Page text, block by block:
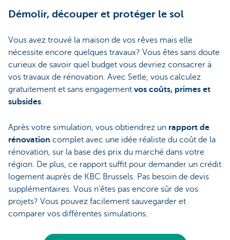
Démolir, découper et protéger le sol
Vous avez trouvé la maison de vos rêves mais elle
nécessite encore quelques travaux? Vous êtes sans doute
curieux de savoir quel budget vous devriez consacrer à
vos travaux de rénovation. Avec Setle, vous calculez
gratuitement et sans engagement vos coûts, primes et
subsides.
Après votre simulation, vous obtiendrez un rapport de
rénovation complet avec une idée réaliste du coût de la
rénovation, sur la base des prix du marché dans votre
région. De plus, ce rapport suffit pour demander un crédit
logement auprès de KBC Brussels. Pas besoin de devis
supplémentaires. Vous n'êtes pas encore sûr de vos
projets? Vous pouvez facilement sauvegarder et
comparer vos différentes simulations.